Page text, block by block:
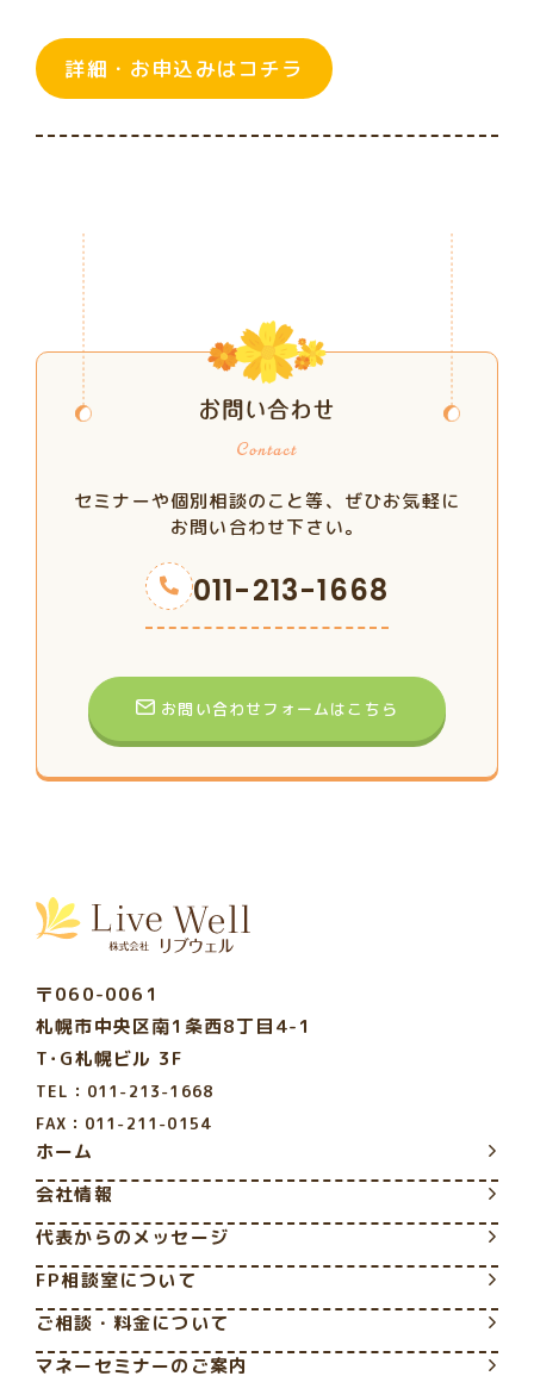
詳細・お申込みはコチラ
お問い合わせ
セミナーや個別相談のこと等、ぜひお気軽に
お問い合わせ下さい。
011-213-1668
お問い合わせフォームはこちら
〒060-0061
札幌市中央区南1条西8丁目4-1
T･G札幌ビル 3F
TEL：011-213-1668
FAX：011-211-0154
ホーム
会社情報
代表からのメッセージ
FP相談室について
ご相談・料金について
マネーセミナーのご案内